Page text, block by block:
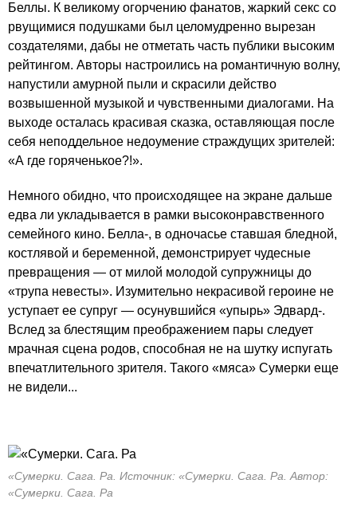
Беллы. К великому огорчению фанатов, жаркий секс со
рвущимися подушками был целомудренно вырезан
создателями, дабы не отметать часть публики высоким
рейтингом. Авторы настроились на романтичную волну,
напустили амурной пыли и скрасили действо
возвышенной музыкой и чувственными диалогами. На
выходе осталась красивая сказка, оставляющая после
себя неподдельное недоумение страждущих зрителей:
«А где горяченькое?!».
Немного обидно, что происходящее на экране дальше
едва ли укладывается в рамки высоконравственного
семейного кино. Белла-, в одночасье ставшая бледной,
костлявой и беременной, демонстрирует чудесные
превращения — от милой молодой супружницы до
«трупа невесты». Изумительно некрасивой героине не
уступает ее супруг — осунувшийся «упырь» Эдвард-.
Вслед за блестящим преображением пары следует
мрачная сцена родов, способная не на шутку испугать
впечатлительного зрителя. Такого «мяса» Сумерки еще
не видели...
«Сумерки. Сага. Ра. Источник: «Сумерки. Сага. Ра. Автор:
«Сумерки. Сага. Ра